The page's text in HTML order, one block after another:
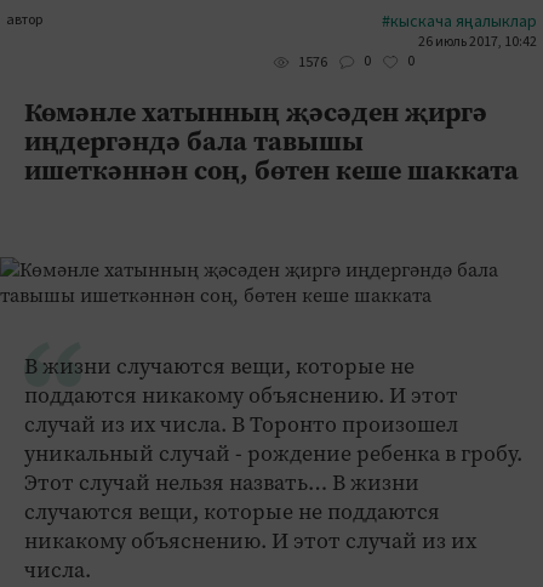
автор #кыскача яңалыклар
26 июль 2017, 10:42
1576
0 0
Көмәнле хатынның җәсәден җиргә
иңдергәндә бала тавышы
ишеткәннән соң, бөтен кеше шакката
В жизни случаются вещи, которые не
поддаются никакому объяснению. И этот
случай из их числа. В Торонто произошел
уникальный случай - рождение ребенка в гробу.
Этот случай нельзя назвать… В жизни
случаются вещи, которые не поддаются
никакому объяснению. И этот случай из их
числа.